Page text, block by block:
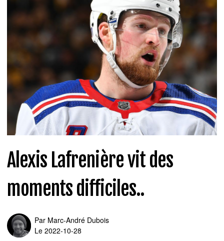
Alexis Lafrenière vit des
moments difficiles..
Par Marc-André Dubois
Le 2022-10-28